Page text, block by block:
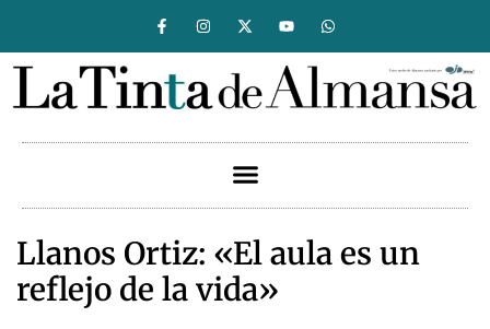
Llanos Ortiz: «El aula es un
reflejo de la vida»